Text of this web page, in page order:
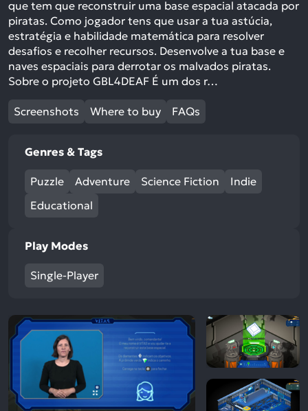
que tem que reconstruir uma base espacial atacada por
piratas. Como jogador tens que usar a tua astúcia,
estratégia e habilidade matemática para resolver
desafios e recolher recursos. Desenvolve a tua base e
naves espaciais para derrotar os malvados piratas.
Sobre o projeto GBL4DEAF É um dos r…
Screenshots Where to buy FAQs
Genres & Tags
Puzzle Adventure Science Fiction
Indie
Educational
Play Modes
Single-Player